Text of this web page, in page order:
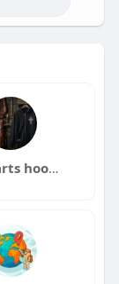
crome hearts hoodie